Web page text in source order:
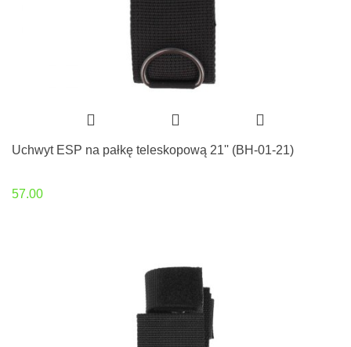
Uchwyt ESP na pałkę teleskopową 21'' (BH-01-21)
57.00